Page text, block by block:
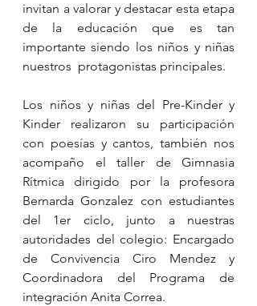
invitan a valorar y destacar esta etapa
de la educación que es tan
importante siendo los niños y niñas
nuestros  protagonistas principales.
Los niños y niñas del Pre-Kinder y
Kinder realizaron su participación
con poesías y cantos, también nos
acompaño el taller de Gimnasia
Rítmica dirigido por la profesora
Bernarda Gonzalez con estudiantes
del 1er ciclo, junto a nuestras
autoridades del colegio: Encargado
de Convivencia Ciro Mendez y
Coordinadora del Programa de
integración Anita Correa.